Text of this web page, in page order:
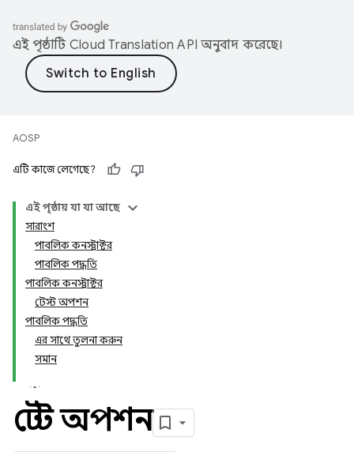
এই পৃষ্ঠাটি Cloud Translation API অনুবাদ করেছে।
AOSP
এটি কাজে লেগেছে?
এই পৃষ্ঠায় যা যা আছে
সারাংশ
পাবলিক কনস্ট্রাক্টর
পাবলিক পদ্ধতি
পাবলিক কনস্ট্রাক্টর
টেস্ট অপশন
পাবলিক পদ্ধতি
এর সাথে তুলনা করুন
সমান
টেস্ট অপশন